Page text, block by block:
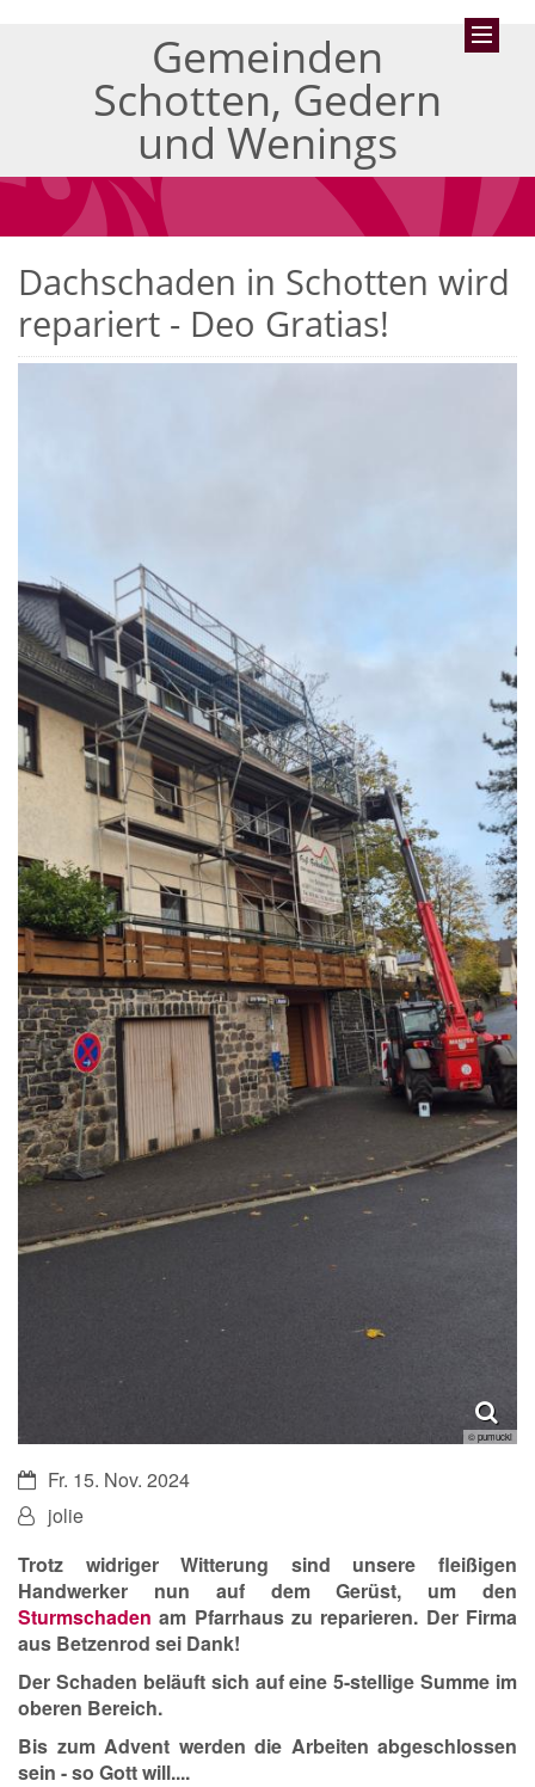
Gemeinden
Schotten, Gedern
und Wenings
Dachschaden in Schotten wird
repariert - Deo Gratias!
© pumuckl
Datum:Fr. 15. Nov. 2024
Von:jolie
Trotz widriger Witterung sind unsere fleißigen
Handwerker nun auf dem Gerüst, um den
Sturmschaden am Pfarrhaus zu reparieren. Der Firma
aus Betzenrod sei Dank!
Der Schaden beläuft sich auf eine 5-stellige Summe im
oberen Bereich.
Bis zum Advent werden die Arbeiten abgeschlossen
sein - so Gott will....